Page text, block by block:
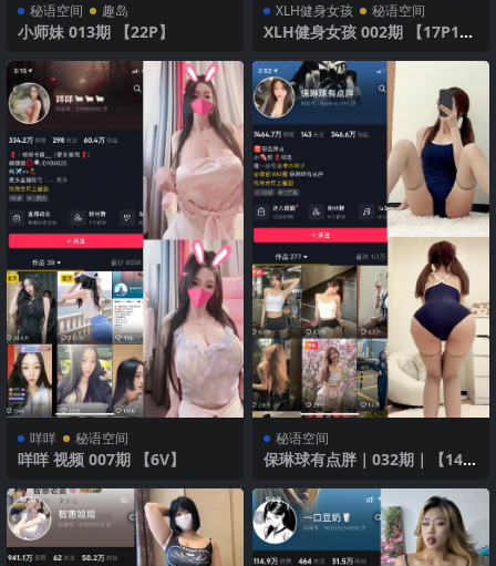
秘语空间 趣岛
小师妹 013期 【22P】
XLH健身女孩 秘语空间
XLH健身女孩 002期 【17P17
咩咩 秘语空间
咩咩 视频 007期 【6V】
秘语空间
保琳球有点胖｜032期｜【14